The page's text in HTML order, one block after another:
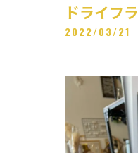
ドライフ
2022/03/21